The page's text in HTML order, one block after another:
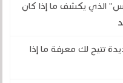
الذي يكشف ما إذا كان
تتيح لك معرفة ما إذا